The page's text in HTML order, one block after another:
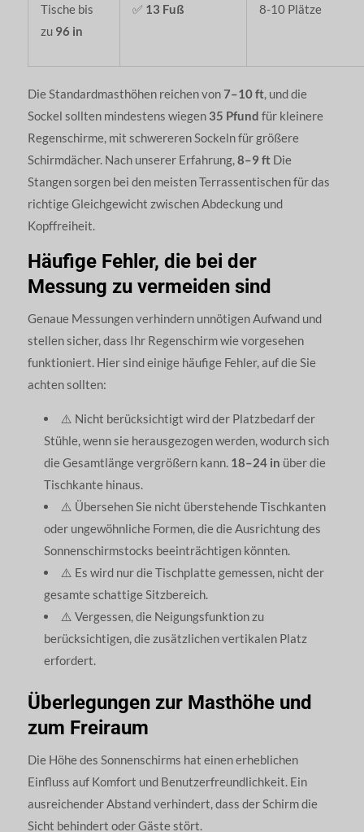
Tische bis
zu 96 in
✅ 13 Fuß 8-10 Plätze
Die Standardmasthöhen reichen von7–10 ft, und die
Sockel sollten mindestens wiegen 35 Pfund für kleinere
Regenschirme, mit schwereren Sockeln für größere
Schirmdächer. Nach unserer Erfahrung, 8–9 ftDie
Stangen sorgen bei den meisten Terrassentischen für das
richtige Gleichgewicht zwischen Abdeckung und
Kopffreiheit.
Häufige Fehler, die bei der
Messung zu vermeiden sind
Genaue Messungen verhindern unnötigen Aufwand und
stellen sicher, dass Ihr Regenschirm wie vorgesehen
funktioniert. Hier sind einige häufige Fehler, auf die Sie
achten sollten:
⚠️ Nicht berücksichtigt wird der Platzbedarf der
Stühle, wenn sie herausgezogen werden, wodurch sich
die Gesamtlänge vergrößern kann. 18–24 in über die
Tischkante hinaus.
⚠️ Übersehen Sie nicht überstehende Tischkanten
oder ungewöhnliche Formen, die die Ausrichtung des
Sonnenschirmstocks beeinträchtigen könnten.
⚠️ Es wird nur die Tischplatte gemessen, nicht der
gesamte schattige Sitzbereich.
⚠️ Vergessen, die Neigungsfunktion zu
berücksichtigen, die zusätzlichen vertikalen Platz
erfordert.
Überlegungen zur Masthöhe und
zum Freiraum
Die Höhe des Sonnenschirms hat einen erheblichen
Einfluss auf Komfort und Benutzerfreundlichkeit. Ein
ausreichender Abstand verhindert, dass der Schirm die
Sicht behindert oder Gäste stört.